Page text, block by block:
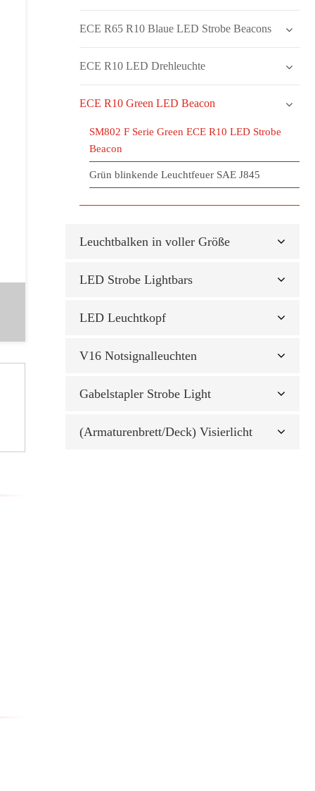
ECE R65 R10 Blaue LED Strobe Beacons
ECE R10 LED Drehleuchte
ECE R10 Green LED Beacon
SM802 F Serie Green ECE R10 LED Strobe
Beacon
Grün blinkende Leuchtfeuer SAE J845
Leuchtbalken in voller Größe
LED Strobe Lightbars
LED Leuchtkopf
V16 Notsignalleuchten
Gabelstapler Strobe Light
(Armaturenbrett/Deck) Visierlicht